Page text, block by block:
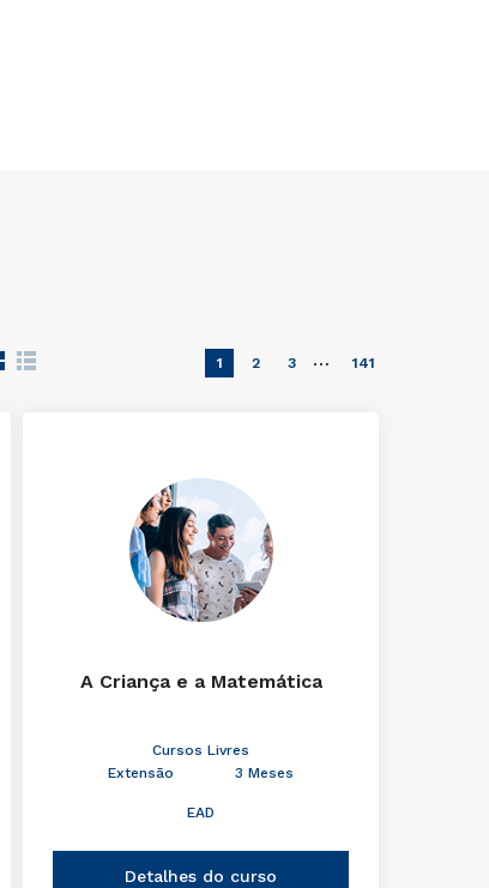
1 2 3 … 141
A Criança e a Matemática
Cursos Livres
Extensão
3 Meses
EAD
Detalhes do curso